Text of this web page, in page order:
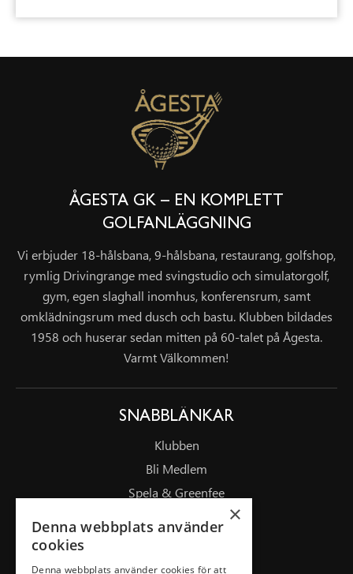
SNABBLÄNKAR
Klubben
Bli Medlem
Spela & Greenfee
Masterplan/Pierre Fulke
Företag
ÅGESTA GK – EN KOMPLETT
GOLFANLÄGGNING
Vi erbjuder 18-hålsbana, 9-hålsbana, restaurang, golfshop,
rymlig Drivingrange med svingstudio och simulatorgolf,
gym, egen slaghall inomhus, konferensrum, samt
omklädningsrum med dusch och bastu. Klubben bildades
1958 och huserar sedan mitten på 60-talet på Ågesta.
Varmt Välkommen!
×
Denna webbplats använder
cookies
Denna webbplats använder cookies för att